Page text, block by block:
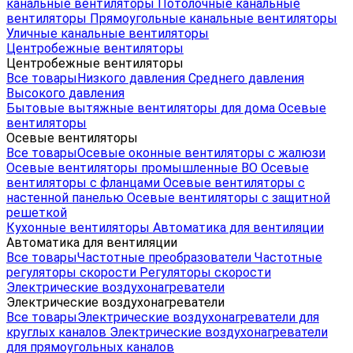
канальные вентиляторы Потолочные канальные
вентиляторы Прямоугольные канальные вентиляторы
Уличные канальные вентиляторы
Центробежные вентиляторы
Центробежные вентиляторы
Все товарыНизкого давления Среднего давления
Высокого давления
Бытовые вытяжные вентиляторы для дома Осевые
вентиляторы
Осевые вентиляторы
Все товарыОсевые оконные вентиляторы с жалюзи
Осевые вентиляторы промышленные ВО Осевые
вентиляторы с фланцами Осевые вентиляторы с
настенной панелью Осевые вентиляторы с защитной
решеткой
Кухонные вентиляторы Автоматика для вентиляции
Автоматика для вентиляции
Все товарыЧастотные преобразователи Частотные
регуляторы скорости Регуляторы скорости
Электрические воздухонагреватели
Электрические воздухонагреватели
Все товарыЭлектрические воздухонагреватели для
круглых каналов Электрические воздухонагреватели
для прямоугольных каналов